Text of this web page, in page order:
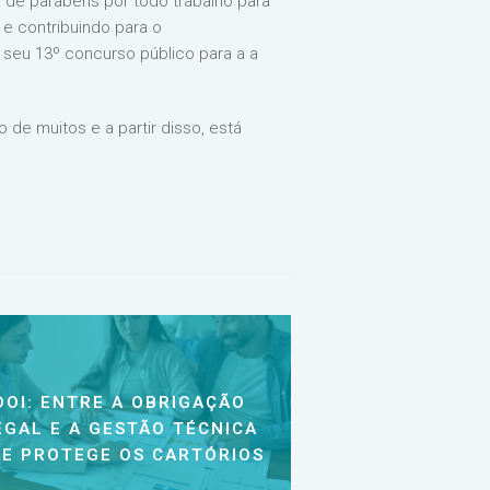
contribuindo para o
13º concurso público para a a
de muitos e a partir disso, está
ENTRE A OBRIGAÇÃO
E A GESTÃO TÉCNICA
PROTEGE OS CARTÓRIOS